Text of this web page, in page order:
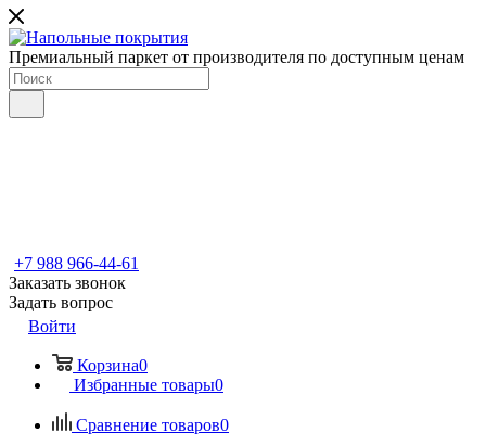
Премиальный паркет от производителя по доступным ценам
+7 988 966-44-61
Заказать звонок
Задать вопрос
Войти
Корзина0
Избранные товары0
Сравнение товаров0